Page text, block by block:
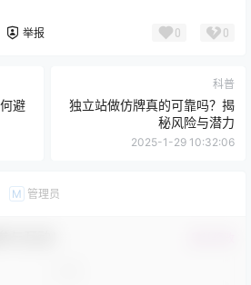
举报 0 0
避
科普
独立站做仿牌真的可靠吗？揭
秘风险与潜力
2025-1-29 10:32:06
M 管理员